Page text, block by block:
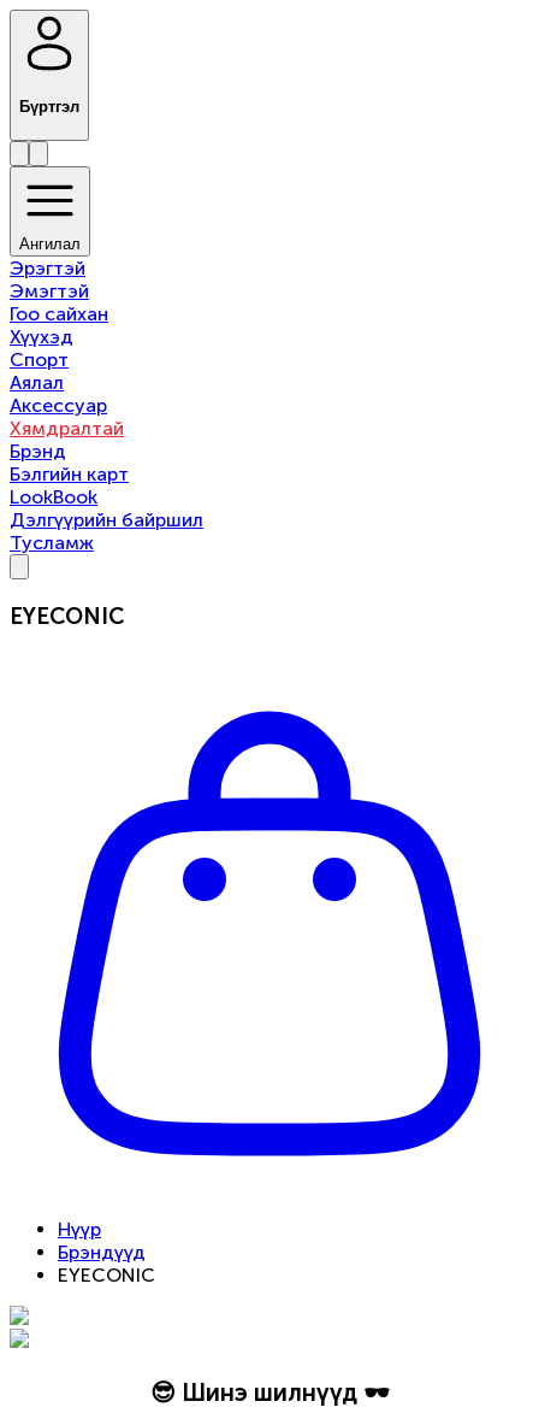
Бүртгэл
Ангилал
Эрэгтэй
Эмэгтэй
Гоо сайхан
Хүүхэд
Спорт
Аялал
Аксессуар
Хямдралтай
Брэнд
Бэлгийн карт
LookBook
Дэлгүүрийн байршил
Тусламж
EYECONIC
Нүүр
Брэндүүд
EYECONIC
😎 Шинэ шилнүүд 🕶️